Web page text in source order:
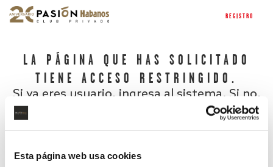
Esta página web usa cookies
REGISTRO
LA PÁGINA QUE HAS SOLICITADO
TIENE ACCESO RESTRINGIDO.
Si ya eres usuario, ingresa al sistema. Si no,